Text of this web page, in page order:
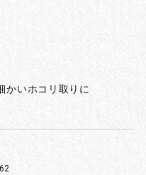
かいホコリ取りに